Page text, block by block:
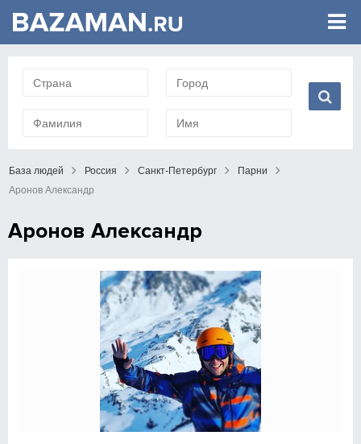
База людей Россия Санкт-Петербург
Парни
Аронов Александр
Аронов Александр